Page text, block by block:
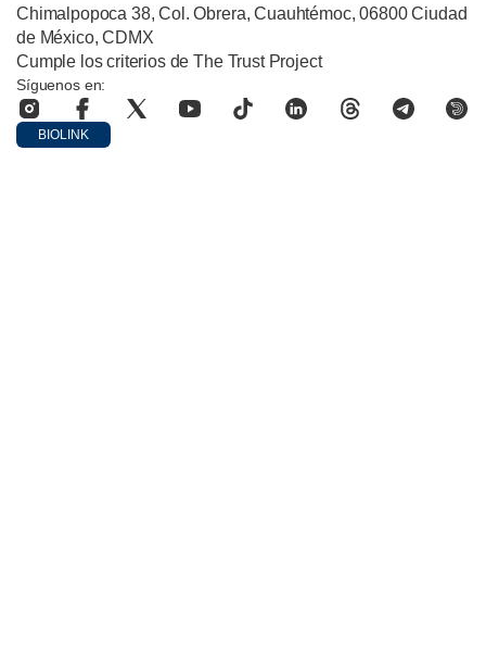
Chimalpopoca 38, Col. Obrera, Cuauhtémoc, 06800 Ciudad
de México, CDMX
Cumple los criterios de The Trust Project
Síguenos en:
BIOLINK